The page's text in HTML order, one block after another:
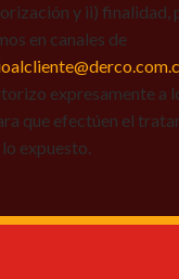
y ii) finalidad,
en canales de
expresamente a
que efectúen el
expuesto.